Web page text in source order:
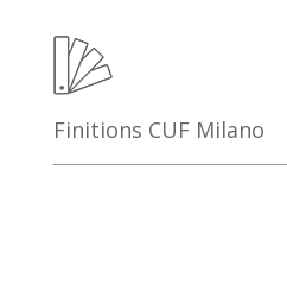
Finitions CUF Milano